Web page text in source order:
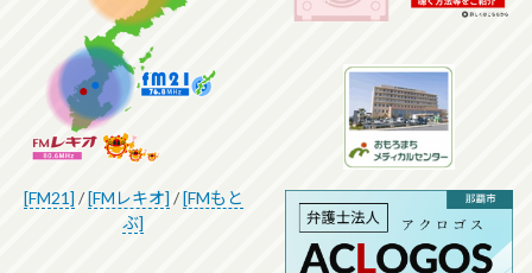
[FM21] /[FMレキオ] /[FMもと
ぶ]